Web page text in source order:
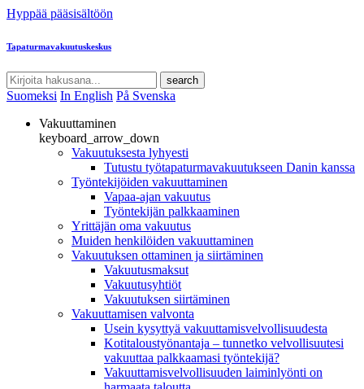
Hyppää pääsisältöön
Tapaturmavakuutuskeskus
search
Suomeksi In English På Svenska
Vakuuttaminen
keyboard_arrow_down
Vakuutuksesta lyhyesti
Tutustu työtapaturmavakuutukseen Danin kanssa
Työntekijöiden vakuuttaminen
Vapaa-ajan vakuutus
Työntekijän palkkaaminen
Yrittäjän oma vakuutus
Muiden henkilöiden vakuuttaminen
Vakuutuksen ottaminen ja siirtäminen
Vakuutusmaksut
Vakuutusyhtiöt
Vakuutuksen siirtäminen
Vakuuttamisen valvonta
Usein kysyttyä vakuuttamisvelvollisuudesta
Kotitaloustyönantaja – tunnetko velvollisuutesi
vakuuttaa palkkaamasi työntekijä?
Vakuuttamisvelvollisuuden laiminlyönti on